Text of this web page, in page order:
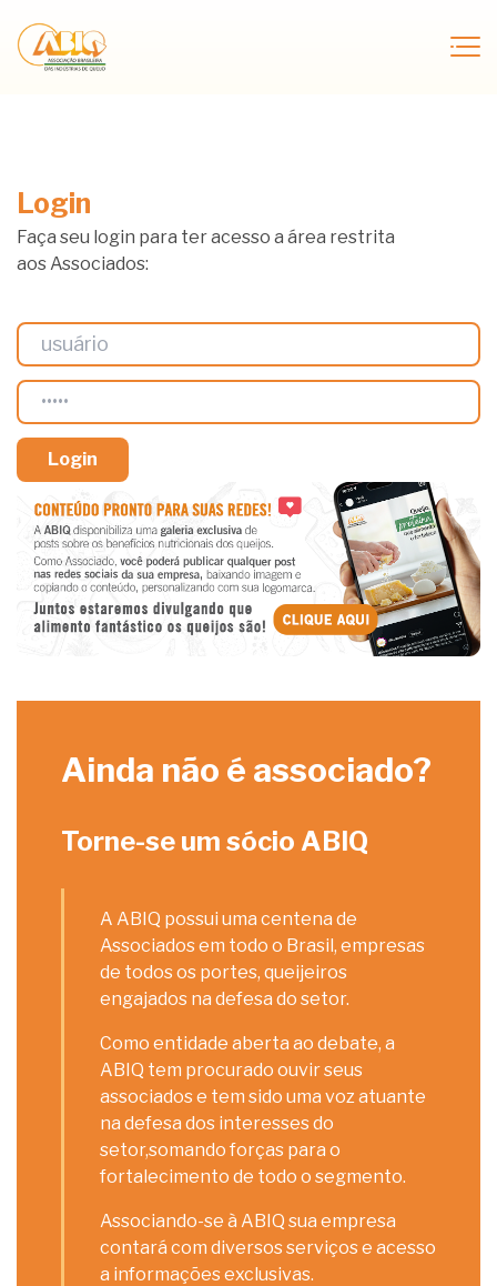
Login
Faça seu login para ter acesso a área restrita
aos Associados:
Ainda não é associado?
Torne-se um sócio ABIQ
A ABIQ possui uma centena de
Associados em todo o Brasil, empresas
de todos os portes, queijeiros
engajados na defesa do setor.
Como entidade aberta ao debate, a
ABIQ tem procurado ouvir seus
associados e tem sido uma voz atuante
na defesa dos interesses do
setor,somando forças para o
fortalecimento de todo o segmento.
Associando-se à ABIQ sua empresa
contará com diversos serviços e acesso
a informações exclusivas.